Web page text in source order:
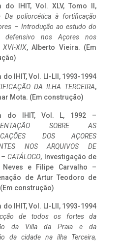
do IHIT, Vol. XLV, Tomo II,
Da poliorcética à fortificação
– Introdução ao estudo do
defensivo nos Açores nos
XVI-XIX, Alberto Vieira. (Em
do IHIT, Vol. LI-LII, 1993-1994
DA ILHA TERCEIRA,
Mota. (Em construção)
do IHIT, Vol. L, 1992 –
SOBRE AS
DOS AÇORES
NOS ARQUIVOS DE
CATÁLOGO, Investigação de
Neves e Filipe Carvalho –
de Artur Teodoro de
construção)
do IHIT, Vol. LI-LII, 1993-1994
de todos os fortes da
da Villa da Praia e da
da cidade na ilha Terceira,